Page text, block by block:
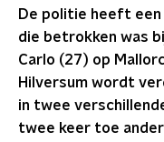
De politie heeft
die betrokken was
Carlo (27) op
Hilversum wordt
in twee
twee keer toe